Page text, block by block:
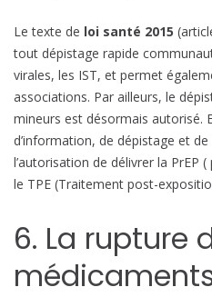
Le texte de loi santé 2015
tout dépistage rapide
virales, les IST, et permet
associations. Par ailleurs, le
mineurs est désormais autorisé.
d’information, de dépistage et
l’autorisation de délivrer la PrEP
le TPE (Traitement post-
6. La rupture